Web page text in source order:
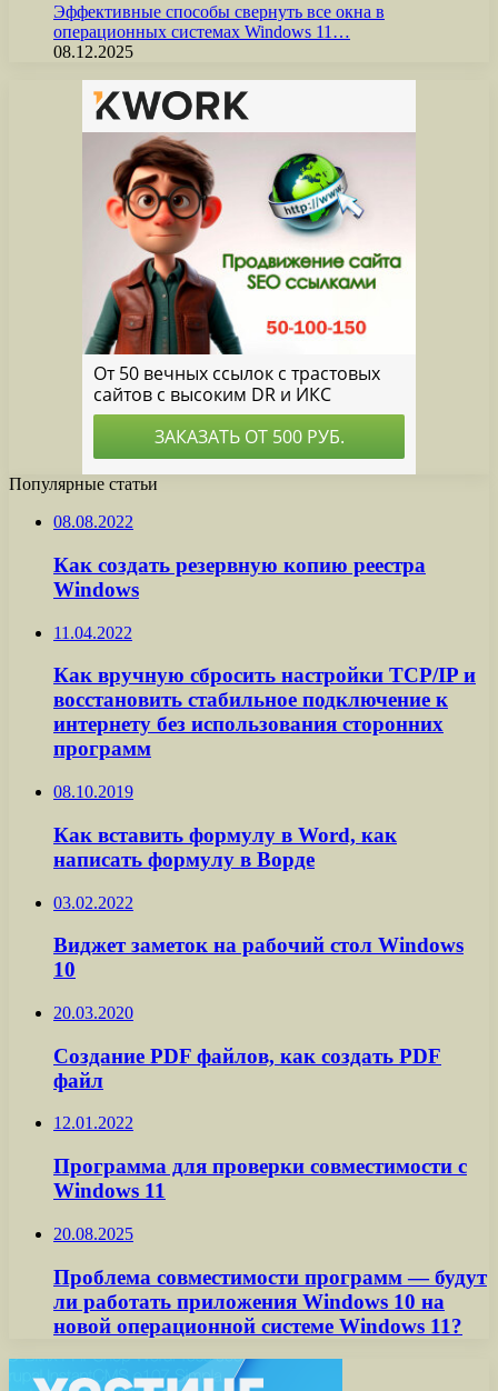
Эффективные способы свернуть все окна в
операционных системах Windows 11…
08.12.2025
Популярные статьи
08.08.2022
Как создать резервную копию реестра
Windows
11.04.2022
Как вручную сбросить настройки TCP/IP и
восстановить стабильное подключение к
интернету без использования сторонних
программ
08.10.2019
Как вставить формулу в Word, как
написать формулу в Ворде
03.02.2022
Виджет заметок на рабочий стол Windows
10
20.03.2020
Создание PDF файлов, как создать PDF
файл
12.01.2022
Программа для проверки совместимости с
Windows 11
20.08.2025
Проблема совместимости программ — будут
ли работать приложения Windows 10 на
новой операционной системе Windows 11?